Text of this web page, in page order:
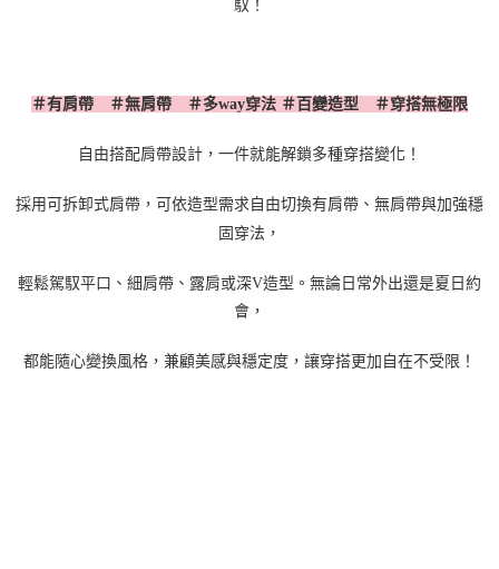
馭！
＃有肩帶 ＃無肩帶 ＃多way穿法 ＃百變造型 ＃穿搭無極限
自由搭配肩帶設計，一件就能解鎖多種穿搭變化！
採用可拆卸式肩帶，可依造型需求自由切換有肩帶、無肩帶與加強穩
固穿法，
輕鬆駕馭平口、細肩帶、露肩或深V造型。無論日常外出還是夏日約
會，
都能隨心變換風格，兼顧美感與穩定度，讓穿搭更加自在不受限！